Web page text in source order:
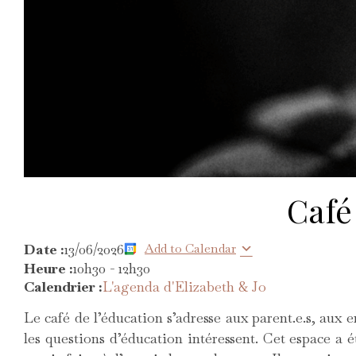
Date :13/06/2026 Add to Calendar
Heure :10h30 - 12h30
Calendrier :L'agenda d'Elizabeth & Jo
Le café de l’éducation s’adresse aux parent.e.s,
les questions d’éducation intéressent. Cet espace